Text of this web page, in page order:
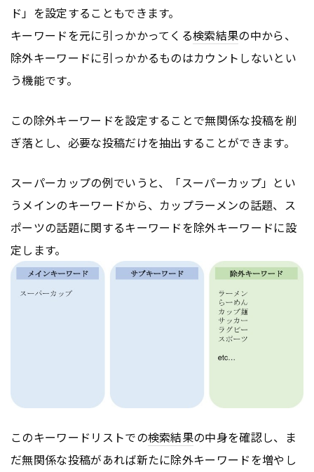
ド」を設定することもできます。
キーワードを元に引っかかってくる検索結果の中から、
除外キーワードに引っかかるものはカウントしないとい
う機能です。
この除外キーワードを設定することで無関係な投稿を削
ぎ落とし、必要な投稿だけを抽出することができます。
スーパーカップの例でいうと、「スーパーカップ」とい
うメインのキーワードから、カップラーメンの話題、ス
ポーツの話題に関するキーワードを除外キーワードに設
定します。
このキーワードリストでの検索結果の中身を確認し、ま
だ無関係な投稿があれば新たに除外キーワードを増やし